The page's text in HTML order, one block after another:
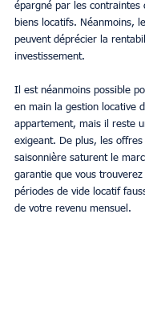
épargné par les contraintes
biens locatifs. Néanmoins,
peuvent déprécier la
investissement.
Il est néanmoins possible
en main la gestion locative
appartement, mais il reste
exigeant. De plus, les
saisonnière saturent le
garantie que vous
périodes de vide locatif
de votre revenu mensuel.